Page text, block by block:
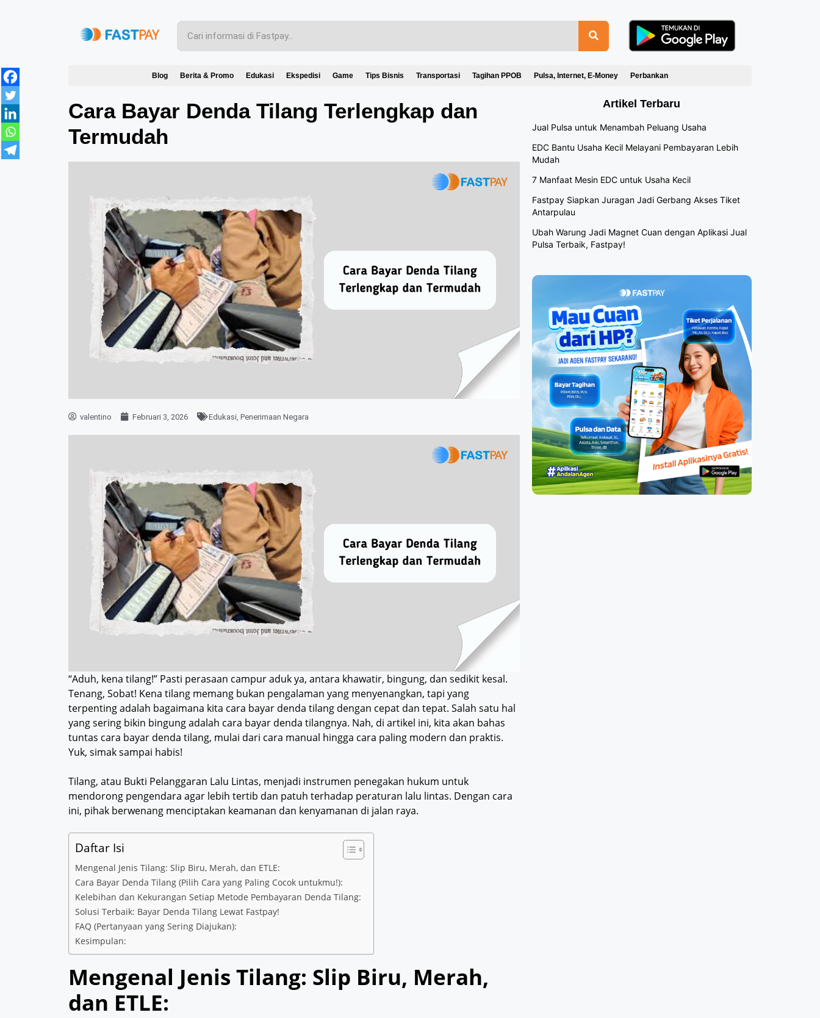
Blog Berita & Promo Edukasi Ekspedisi Game Tips Bisnis Transportasi Tagihan PPOB Pulsa, Internet, E-Money Perbankan
Cara Bayar Denda Tilang Terlengkap dan
Termudah
valentino Februari 3, 2026 Edukasi Penerimaan Negara
“Aduh, kena tilang!” Pasti perasaan campur aduk ya, antara khawatir, bingung, dan sedikit kesal.
Tenang, Sobat! Kena tilang memang bukan pengalaman yang menyenangkan, tapi yang
terpenting adalah bagaimana kita cara bayar denda tilang dengan cepat dan tepat. Salah satu hal
yang sering bikin bingung adalah cara bayar denda tilangnya. Nah, di artikel ini, kita akan bahas
tuntas cara bayar denda tilang, mulai dari cara manual hingga cara paling modern dan praktis.
Yuk, simak sampai habis!
Tilang, atau Bukti Pelanggaran Lalu Lintas, menjadi instrumen penegakan hukum untuk
mendorong pengendara agar lebih tertib dan patuh terhadap peraturan lalu lintas. Dengan cara
ini, pihak berwenang menciptakan keamanan dan kenyamanan di jalan raya.
Daftar Isi
Mengenal Jenis Tilang: Slip Biru, Merah, dan ETLE:
Cara Bayar Denda Tilang (Pilih Cara yang Paling Cocok untukmu!):
Kelebihan dan Kekurangan Setiap Metode Pembayaran Denda Tilang:
Solusi Terbaik: Bayar Denda Tilang Lewat Fastpay!
FAQ (Pertanyaan yang Sering Diajukan):
Kesimpulan:
Mengenal Jenis Tilang: Slip Biru, Merah,
dan ETLE:
Artikel Terbaru
Jual Pulsa untuk Menambah Peluang Usaha
EDC Bantu Usaha Kecil Melayani Pembayaran Lebih
Mudah
7 Manfaat Mesin EDC untuk Usaha Kecil
Fastpay Siapkan Juragan Jadi Gerbang Akses Tiket
Antarpulau
Ubah Warung Jadi Magnet Cuan dengan Aplikasi Jual
Pulsa Terbaik, Fastpay!